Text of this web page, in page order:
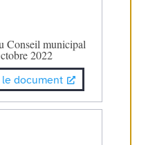
Conseil municipal
2022
document